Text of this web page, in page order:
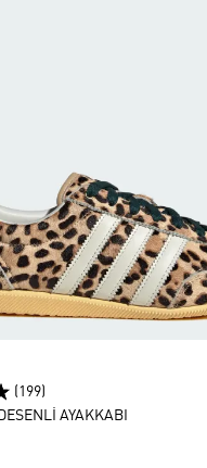
(199)
AYAKKABI